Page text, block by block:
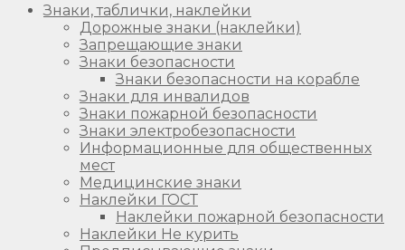
Знаки, таблички, наклейки
Дорожные знаки (наклейки)
Запрещающие знаки
Знаки безопасности
Знаки безопасности на корабле
Знаки для инвалидов
Знаки пожарной безопасности
Знаки электробезопасности
Информационные для общественных
мест
Медицинские знаки
Наклейки ГОСТ
Наклейки пожарной безопасности
Наклейки Не курить